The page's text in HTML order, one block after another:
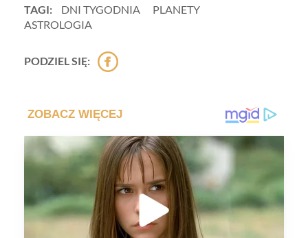
TAGI: DNI TYGODNIA
PLANETY
ASTROLOGIA
PODZIEL SIĘ: